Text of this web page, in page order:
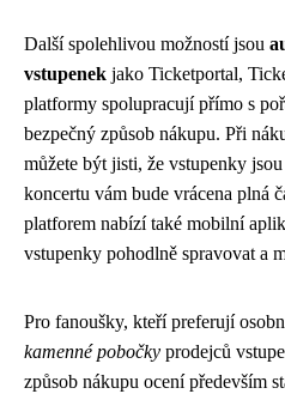
Další spolehlivou možností jsou
vstupenek jako Ticketportal,
platformy spolupracují přímo s
bezpečný způsob nákupu. Při
můžete být jisti, že vstupenky
koncertu vám bude vrácena plná
platforem nabízí také mobilní
vstupenky pohodlně spravovat a
Pro fanoušky, kteří preferují
kamenné pobočky prodejců
způsob nákupu ocení především